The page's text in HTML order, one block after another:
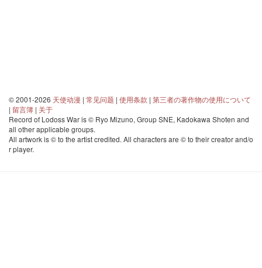
© 2001-2026 天使动漫 | 常见问题 | 使用条款 | 第三者の著作物の使用について
| 留言簿 | 关于
Record of Lodoss War is © Ryo Mizuno, Group SNE, Kadokawa Shoten and
all other applicable groups.
All artwork is © to the artist credited. All characters are © to their creator and/o
r player.